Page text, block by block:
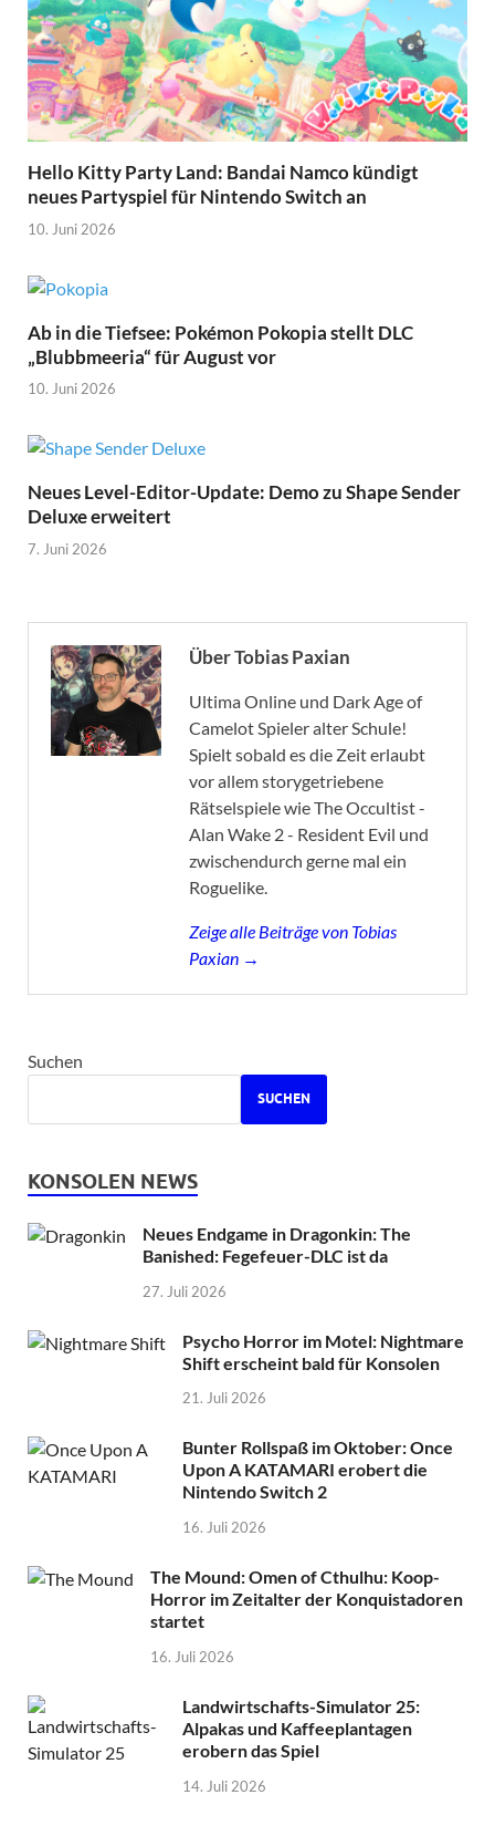
Hello Kitty Party Land: Bandai Namco kündigt
neues Partyspiel für Nintendo Switch an
10. Juni 2026
Ab in die Tiefsee: Pokémon Pokopia stellt DLC
„Blubbmeeria“ für August vor
10. Juni 2026
Neues Level-Editor-Update: Demo zu Shape Sender
Deluxe erweitert
7. Juni 2026
Über Tobias Paxian
Ultima Online und Dark Age of
Camelot Spieler alter Schule!
Spielt sobald es die Zeit erlaubt
vor allem storygetriebene
Rätselspiele wie The Occultist -
Alan Wake 2 - Resident Evil und
zwischendurch gerne mal ein
Roguelike.
Zeige alle Beiträge von Tobias
Paxian →
Suchen
SUCHEN
KONSOLEN NEWS
Neues Endgame in Dragonkin: The
Banished: Fegefeuer-DLC ist da
27. Juli 2026
Psycho Horror im Motel: Nightmare
Shift erscheint bald für Konsolen
21. Juli 2026
Bunter Rollspaß im Oktober: Once
Upon A KATAMARI erobert die
Nintendo Switch 2
16. Juli 2026
The Mound: Omen of Cthulhu: Koop-
Horror im Zeitalter der Konquistadoren
startet
16. Juli 2026
Landwirtschafts-Simulator 25:
Alpakas und Kaffeeplantagen
erobern das Spiel
14. Juli 2026